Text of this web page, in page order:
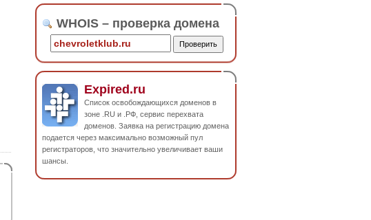
WHOIS – проверка домена
Expired.ru
Список освобождающихся доменов в
зоне .RU и .РФ, сервис перехвата
доменов. Заявка на регистрацию домена
подается через максимально возможный пул
регистраторов, что значительно увеличивает ваши
шансы.